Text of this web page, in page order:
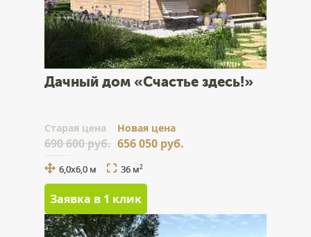
Дачный дом «Счастье здесь!»
Cтарая цена
690 600 руб.
Новая цена
656 050 руб.
6,0x6,0 м 36 м2
Заявка в 1 клик